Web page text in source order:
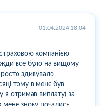
01.04.2024 18:04
компанією
все було на вищому
здивувало
тому в мене був
я отримав виплату( за
знову почались